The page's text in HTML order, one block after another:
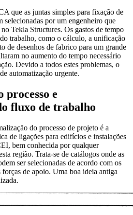
que as juntas simples para fixação de
selecionadas por um engenheiro que
Tekla Structures. Os gastos de tempo
trabalho, como o cálculo, a unificação
de desenhos de fabrico para um grande
no aumento do tempo necessário
Devido a todos estes problemas, o
automatização urgente.
processo e
fluxo de trabalho
do processo de projeto é a
de ligações para edifícios e instalações
bem conhecida por qualquer
região. Trata-se de catálogos onde as
ser selecionadas de acordo com os
de apoio. Uma boa ideia antiga